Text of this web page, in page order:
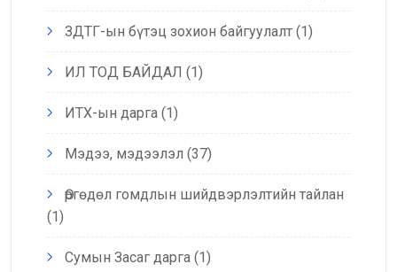
ЗДТГ-ын бүтэц зохион байгуулалт (1)
ИЛ ТОД БАЙДАЛ (1)
ИТХ-ын дарга (1)
Мэдээ, мэдээлэл (37)
Өргөдөл гомдлын шийдвэрлэлтийн тайлан
(1)
Сумын Засаг дарга (1)